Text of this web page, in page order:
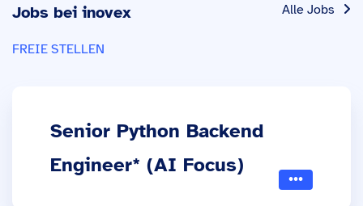
Alle Jobs
Jobs bei inovex
FREIE STELLEN
Senior Python Backend
Engineer* (AI Focus)